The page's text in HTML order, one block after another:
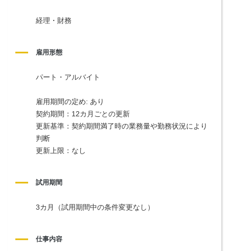
経理・財務
雇用形態
パート・アルバイト
雇用期間の定め: あり
契約期間：12カ月ごとの更新
更新基準：契約期間満了時の業務量や勤務状況により
判断
更新上限：なし
試用期間
3カ月（試用期間中の条件変更なし）
仕事内容